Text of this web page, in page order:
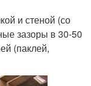
и стеной (со
зазоры в 30-50
(паклей,